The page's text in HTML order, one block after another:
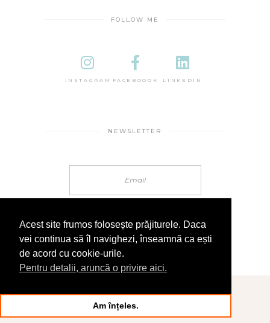
FOLLOW ME
INSTAGRAM FACEBOOOK LINKEDIN
NEWSLETTER
© 2025 În Sandale
Acest site frumos folosește prăjiturele. Daca
vei continua să îl navighezi, înseamnă ca ești
de acord cu cookie-urile.
Pentru detalii, aruncă o privire aici.
Am înțeles.